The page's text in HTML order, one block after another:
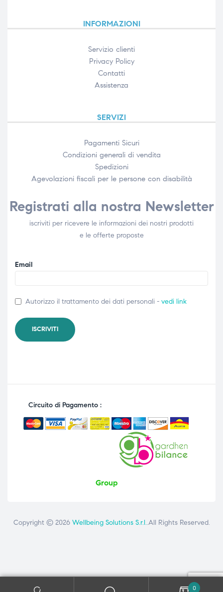
INFORMAZIONI
Servizio clienti
Privacy Policy
Contatti
Assistenza
SERVIZI
Pagamenti Sicuri
Condizioni generali di vendita
Spedizioni
Agevolazioni fiscali per le persone con disabilità​
Registrati alla nostra Newsletter
iscriviti per ricevere le informazioni dei nostri prodotti
e le offerte proposte
Email
Autorizzo il trattamento dei dati personali - vedi link
Circuito di Pagamento :
Group
Copyright © 2026 Wellbeing Solutions S.r.l..All Rights Reserved.
0